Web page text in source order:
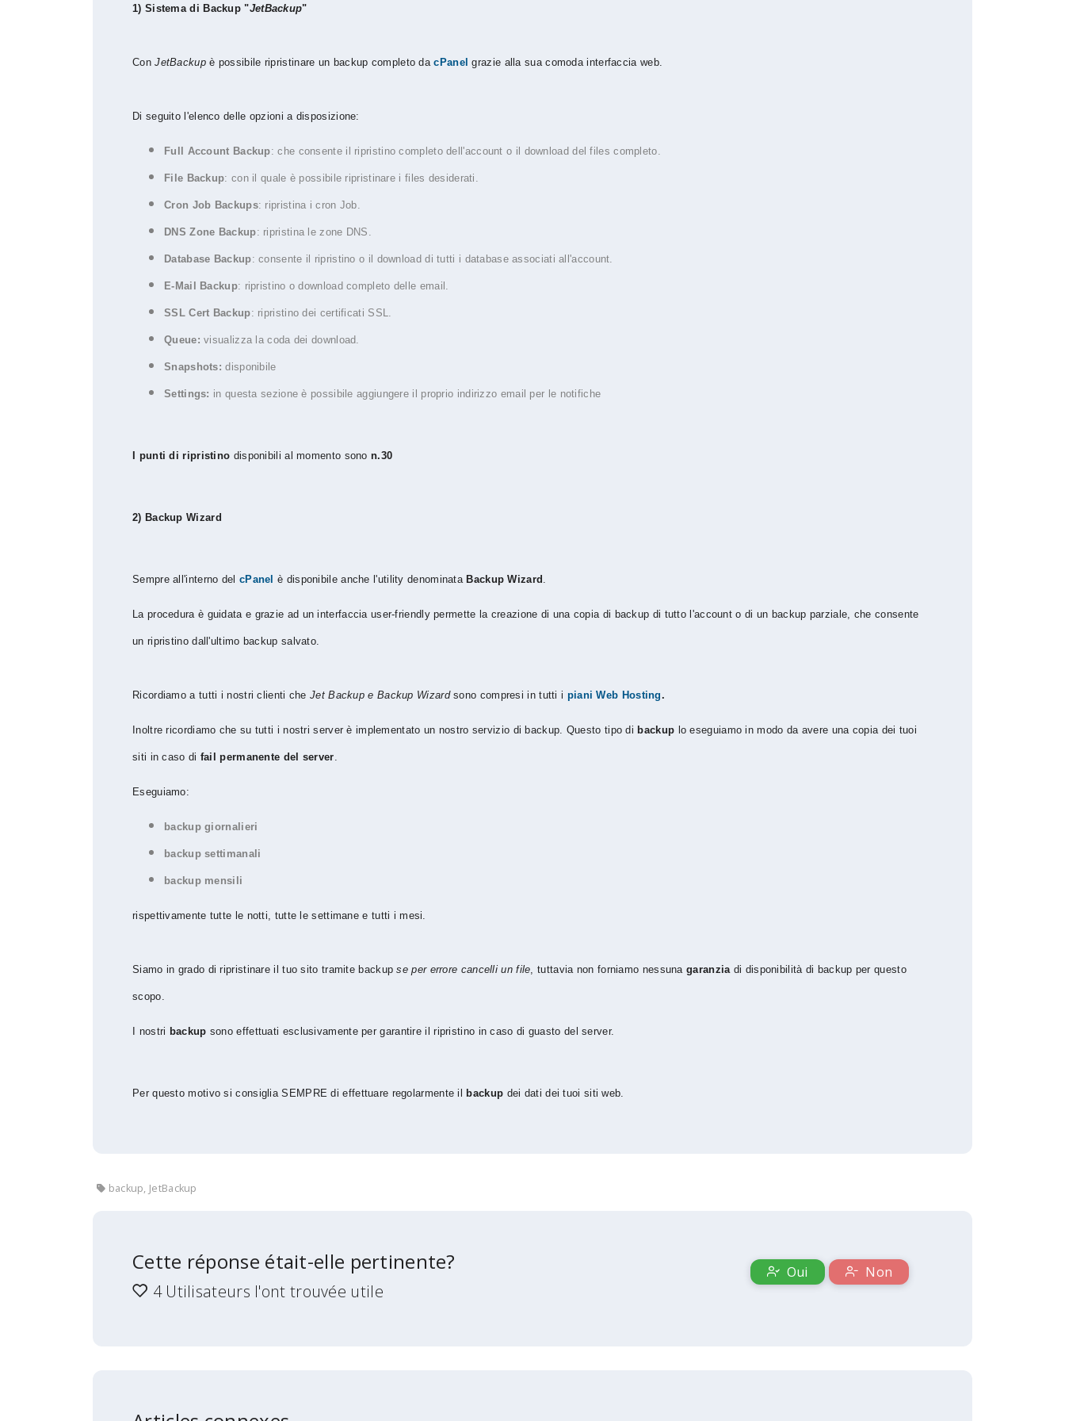
1) Sistema di Backup "JetBackup"
ConJetBackupè possibile ripristinare un backup completo dacPanelgrazie alla sua comoda interfaccia web.
Di seguito l'elenco delle opzioni a disposizione:
Full Account Backup: che consente il ripristino completo dell'account o il download del files completo.
File Backup: con il quale è possibile ripristinare i files desiderati.
Cron Job Backups: ripristina i cron Job.
DNS Zone Backup: ripristina le zone DNS.
Database Backup: consente il ripristino o il download di tutti i database associati all'account.
E-Mail Backup: ripristino o download completo delle email.
SSL Cert Backup: ripristino dei certificati SSL.
Queue: visualizza la coda dei download.
Snapshots: disponibile
Settings: in questa sezione è possibile aggiungere il proprio indirizzo email per le notifiche
punti di ripristino disponibili al momento sonon.30
2) Backup Wizard
Sempre all'interno del cPanel è disponibile anche l'utility denominata Backup Wizard .
La procedura è guidata e grazie ad un interfaccia user-friendly permette la creazione di una copia di backup di tutto l'account o di un backup parziale, che consente
un ripristino dall'ultimo backup salvato.
Ricordiamo a tutti i nostri clienti che Jet Backup e Backup Wizardsono compresi in tutti i piani Web Hosting.
Inoltre ricordiamo che su tutti i nostri server è implementato un nostro servizio di backup. Questo tipo di backup lo eseguiamo in modo da avere una copia dei tuoi
siti in caso di fail permanente del server.
Eseguiamo:
backup giornalieri
backup settimanali
backup mensili
rispettivamente tutte le notti, tutte le settimane e tutti i mesi.
Siamo in grado di ripristinare il tuo sito tramite backupse per errore cancelli un file, tuttavia non forniamo nessunagaranziadi disponibilità di backup per questo
scopo.
I nostri backup sono effettuati esclusivamente per garantire il ripristino in caso di guasto del server.
Per questo motivo si consiglia SEMPRE di effettuare regolarmente il backup dei dati dei tuoi siti web.
backup, JetBackup
Cette réponse était-elle pertinente?
4 Utilisateurs l'ont trouvée utile
Oui Non